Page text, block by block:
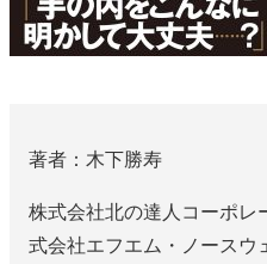
著者：木下勝寿
株式会社北の達人コーポ
式会社エフエム・ノースウ